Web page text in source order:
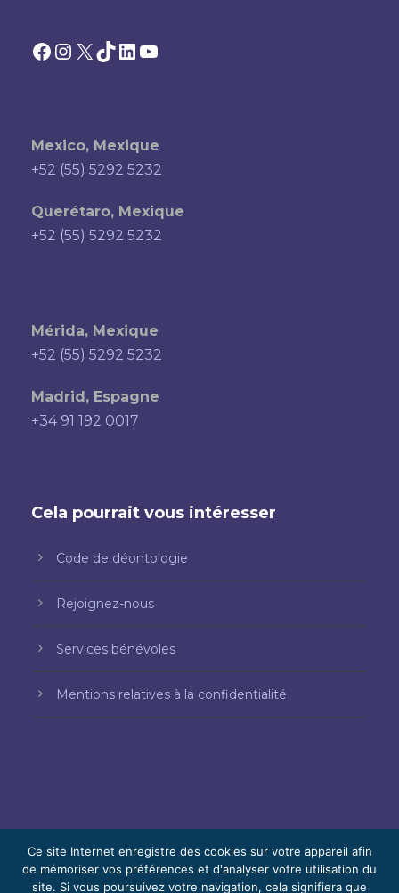
Facebook Instagram X TikTok LinkedIn YouTube
Mexico, Mexique
+52 (55) 5292 5232
Querétaro, Mexique
+52 (55) 5292 5232
Mérida, Mexique
+52 (55) 5292 5232
Madrid, Espagne
+34 91 192 0017
Cela pourrait vous intéresser
Code de déontologie
Rejoignez-nous
Services bénévoles
Mentions relatives à la confidentialité
© 2026 Bello, Gallardo, Bonequi et García,
Ce site Internet enregistre des cookies sur votre appareil afin
de mémoriser vos préférences et d'analyser votre utilisation du
site. Si vous poursuivez votre navigation, cela signifiera que